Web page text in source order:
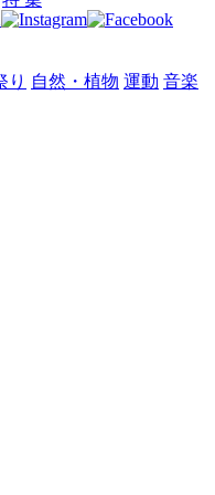
り 自然・植物 運動 音楽